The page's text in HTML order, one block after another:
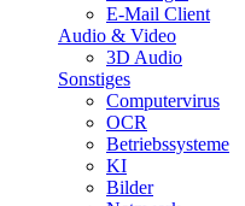
E-Mail Client
Audio & Video
3D Audio
Sonstiges
Computervirus
OCR
Betriebssysteme
KI
Bilder